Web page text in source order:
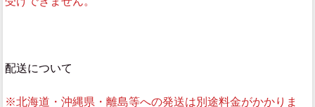
配送について
※北海道・沖縄県・離島等への発送は別途料金がかかりま